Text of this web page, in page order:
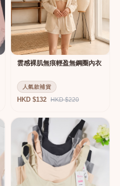
雲感裸肌無痕輕盈無鋼圈內衣
人氣款補貨
HKD $132 HKD $220